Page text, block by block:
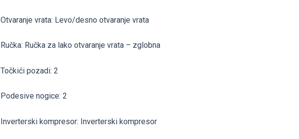
Otvaranje vrata: Levo/desno otvaranje vrata
Ručka: Ručka za lako otvaranje vrata – zglobna
Točkići pozadi: 2
Podesive nogice: 2
Inverterski kompresor: Inverterski kompresor